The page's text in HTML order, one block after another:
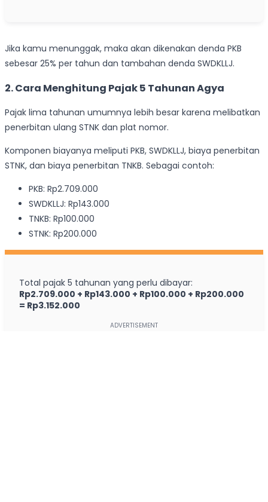
Jika kamu menunggak, maka akan dikenakan denda PKB
sebesar 25% per tahun dan tambahan denda SWDKLLJ.
2. Cara Menghitung Pajak 5 Tahunan Agya
Pajak lima tahunan umumnya lebih besar karena melibatkan
penerbitan ulang STNK dan plat nomor.
Komponen biayanya meliputi PKB, SWDKLLJ, biaya penerbitan
STNK, dan biaya penerbitan TNKB. Sebagai contoh:
PKB: Rp2.709.000
SWDKLLJ: Rp143.000
TNKB: Rp100.000
STNK: Rp200.000
Total pajak 5 tahunan yang perlu dibayar:
Rp2.709.000 + Rp143.000 + Rp100.000 + Rp200.000
= Rp3.152.000